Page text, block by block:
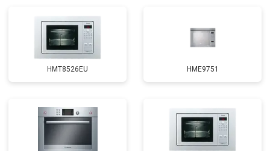
HMT8526EU HME9751